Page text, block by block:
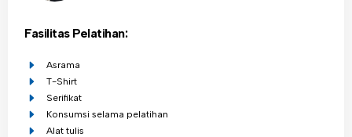
Fasilitas Pelatihan:
Asrama
T-Shirt
Serifikat
Konsumsi selama pelatihan
Alat tulis